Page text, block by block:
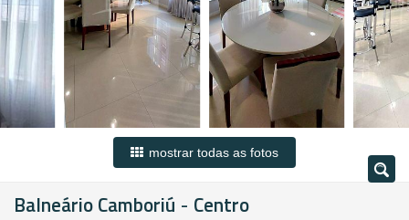
mostrar todas as fotos
Balneário Camboriú - Centro